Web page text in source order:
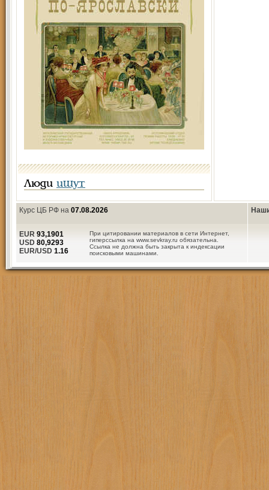
Люди ищут
Курс ЦБ РФ на 07.08.2026
При цитировании материалов в сети Интернет,
гиперссылка на www.sevkray.ru обязательна.
Ссылка не должна быть закрыта к индексации
поисковыми машинами.
EUR 93,1901
USD 80,9293
EUR/USD 1.16